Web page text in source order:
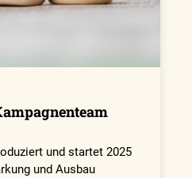
und startet 2025
und Ausbau